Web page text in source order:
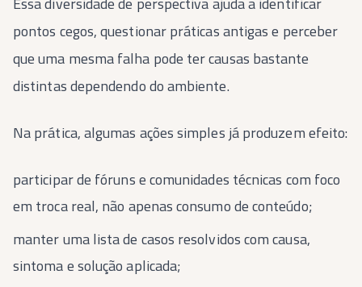
pontos cegos, questionar práticas antigas e perceber
que uma mesma falha pode ter causas bastante
distintas dependendo do ambiente.
Na prática, algumas ações simples já produzem efeito:
participar de fóruns e comunidades técnicas com foco
em troca real, não apenas consumo de conteúdo;
manter uma lista de casos resolvidos com causa,
sintoma e solução aplicada;